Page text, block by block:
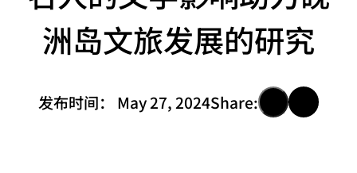
洲岛文旅发展的研究
发布时间： May 27, 2024Share: